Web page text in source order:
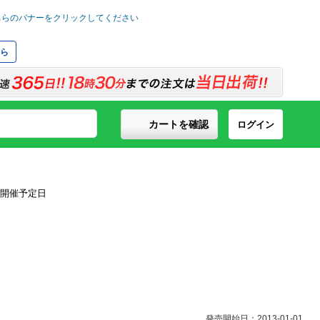
ログイン
カートを確認